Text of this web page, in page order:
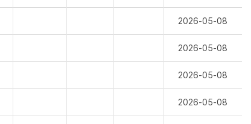
2026-05-08
2026-05-08
2026-05-08
2026-05-08